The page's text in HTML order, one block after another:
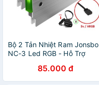
Bộ 2 Tản Nhiệt Ram Jonsbo
NC-3 Led RGB - Hỗ Trợ
Đồng Bộ Mainboard
85.000 đ